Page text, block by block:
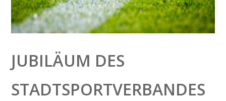
JUBILÄUM DES
STADTSPORTVERBANDES